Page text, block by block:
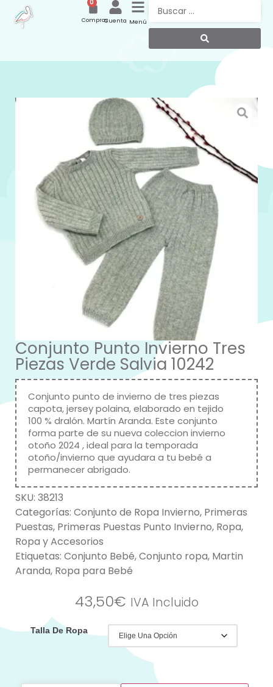
Menú
Cuenta
0
Compras
Conjunto Punto Invierno Tres
Piezas Verde Salvia 10242
Conjunto punto de invierno de tres piezas
capota, jersey polaina, elaborado en tejido
100 % dralón. Martín Aranda. Este conjunto
forma parte de su nueva coleccion invierno
otoño 2024 , ideal para la temporada
otoño/invierno que ayudara a tu bebé a
permanecer abrigado.
SKU: 38213
Categorías: Conjunto de Ropa Invierno, Primeras
Puestas, Primeras Puestas Punto Invierno, Ropa,
Ropa y Accesorios
Etiquetas: Conjunto Bebé,Conjunto ropa, Martin
Aranda, Ropa para Bebé
43,50€ IVA Incluido
Talla De Ropa